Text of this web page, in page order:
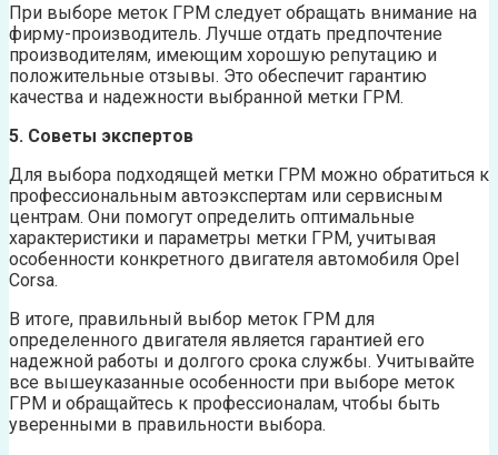
При выборе меток ГРМ следует обращать внимание на
фирму-производитель. Лучше отдать предпочтение
производителям, имеющим хорошую репутацию и
положительные отзывы. Это обеспечит гарантию
качества и надежности выбранной метки ГРМ.
5. Советы экспертов
Для выбора подходящей метки ГРМ можно обратиться к
профессиональным автоэкспертам или сервисным
центрам. Они помогут определить оптимальные
характеристики и параметры метки ГРМ, учитывая
особенности конкретного двигателя автомобиля Opel
Corsa.
В итоге, правильный выбор меток ГРМ для
определенного двигателя является гарантией его
надежной работы и долгого срока службы. Учитывайте
все вышеуказанные особенности при выборе меток
ГРМ и обращайтесь к профессионалам, чтобы быть
уверенными в правильности выбора.